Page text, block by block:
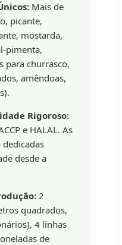
Mais de
picante,
mostarda,
pimenta,
para churrasco,
amêndoas,
Rigoroso:
e HALAL. As
dedicadas
desde a
2
quadrados,
4 linhas
de